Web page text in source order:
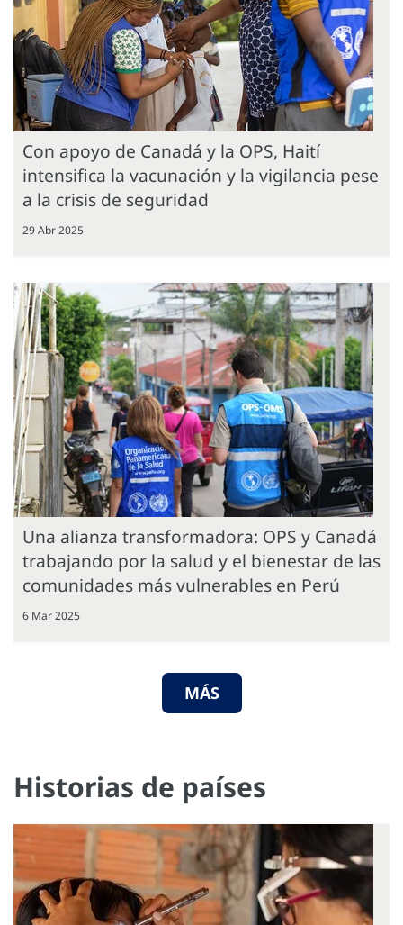
Con apoyo de Canadá y la OPS, Haití
intensifica la vacunación y la vigilancia pese
a la crisis de seguridad
29 Abr 2025
Una alianza transformadora: OPS y Canadá
trabajando por la salud y el bienestar de las
comunidades más vulnerables en Perú
6 Mar 2025
MÁS
Historias de países